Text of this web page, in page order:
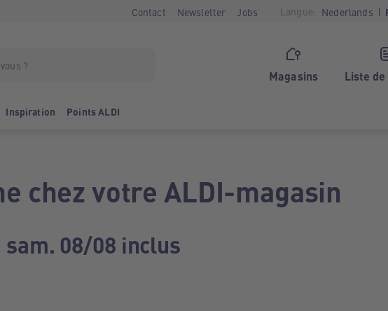
Contact Newsletter Jobs Langue: Nederlands
Magasins Liste
Inspiration Points ALDI
chez votre ALDI-magasin
08/08 inclus